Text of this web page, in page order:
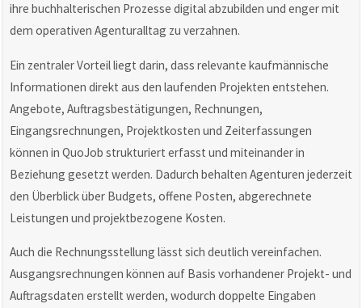
ihre buchhalterischen Prozesse digital abzubilden und enger mit
dem operativen Agenturalltag zu verzahnen.
Ein zentraler Vorteil liegt darin, dass relevante kaufmännische
Informationen direkt aus den laufenden Projekten entstehen.
Angebote, Auftragsbestätigungen, Rechnungen,
Eingangsrechnungen, Projektkosten und Zeiterfassungen
können in QuoJob strukturiert erfasst und miteinander in
Beziehung gesetzt werden. Dadurch behalten Agenturen jederzeit
den Überblick über Budgets, offene Posten, abgerechnete
Leistungen und projektbezogene Kosten.
Auch die Rechnungsstellung lässt sich deutlich vereinfachen.
Ausgangsrechnungen können auf Basis vorhandener Projekt- und
Auftragsdaten erstellt werden, wodurch doppelte Eingaben